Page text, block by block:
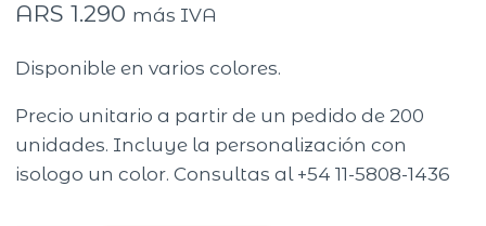
ARS 1.290 más IVA
Disponible en varios colores.
Precio unitario a partir de un pedido de 200
unidades. Incluye la personalización con
isologo un color. Consultas al +54 11-5808-1436